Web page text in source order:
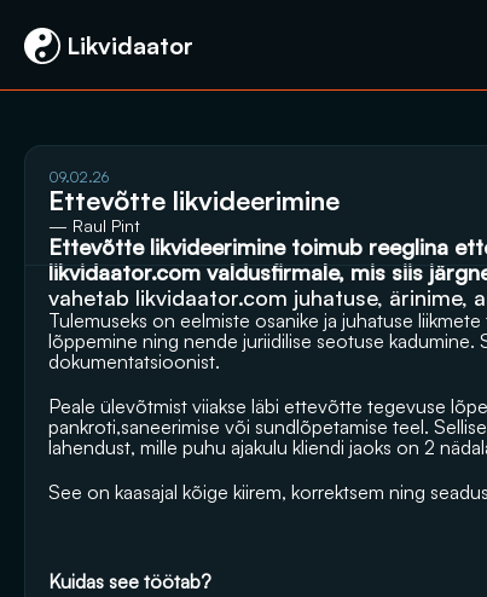
Likvidaator
09.02.26
Ettevõtte likvideerimine
— Raul Pint
likvidaator.com valdusfirmale, mis siis
vahetab likvidaator.com juhatuse, ärinime,
Tulemuseks on eelmiste osanike ja juhatuse
lõppemine ning nende juriidilise seotuse
dokumentatsioonist.
Peale ülevõtmist viiakse läbi ettevõtte tegevuse
pankroti,saneerimise või sundlõpetamise teel.
lahendust, mille puhu ajakulu kliendi jaoks on 2
See on kaasajal kõige kiirem, korrektsem ning
Kuidas see töötab?